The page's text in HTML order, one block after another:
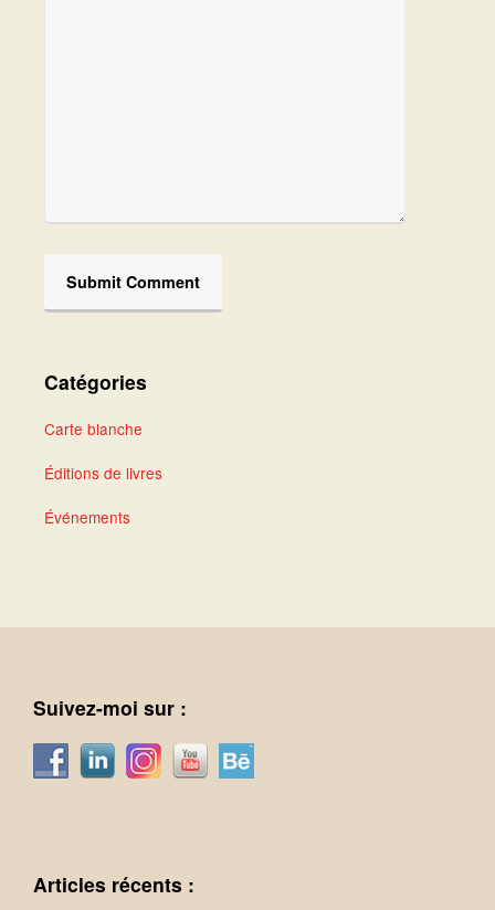
Catégories
Carte blanche
Éditions de livres
Événements
Suivez-moi sur :
Articles récents :